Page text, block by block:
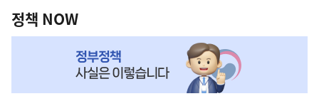
책
NOW,
정책 NOW